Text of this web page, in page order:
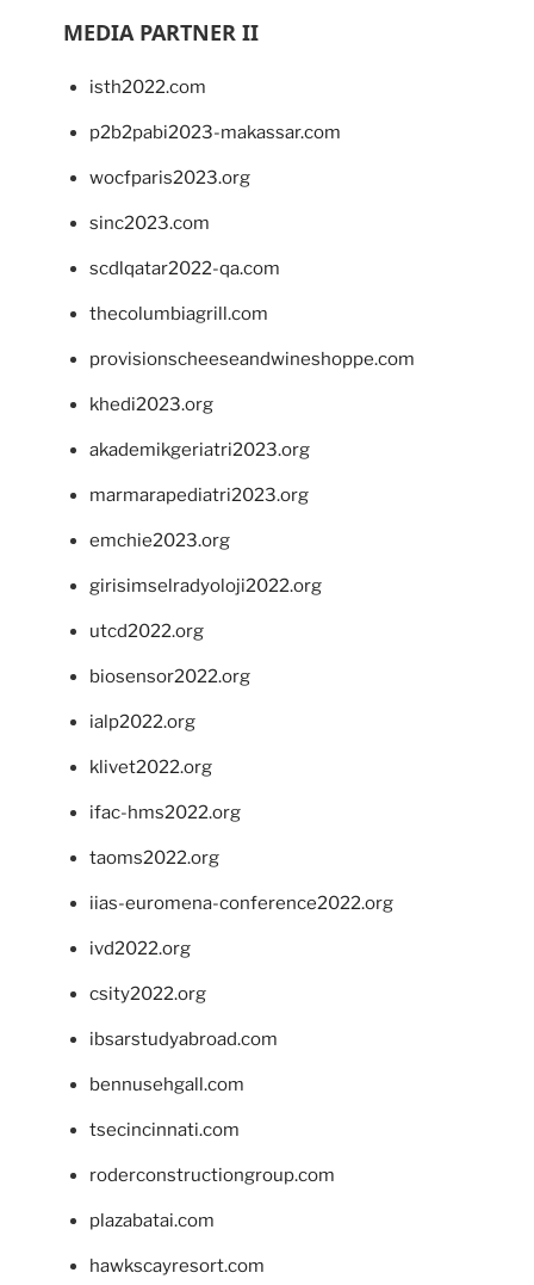
MEDIA PARTNER II
isth2022.com
p2b2pabi2023-makassar.com
wocfparis2023.org
sinc2023.com
scdlqatar2022-qa.com
thecolumbiagrill.com
provisionscheeseandwineshoppe.com
khedi2023.org
akademikgeriatri2023.org
marmarapediatri2023.org
emchie2023.org
girisimselradyoloji2022.org
utcd2022.org
biosensor2022.org
ialp2022.org
klivet2022.org
ifac-hms2022.org
taoms2022.org
iias-euromena-conference2022.org
ivd2022.org
csity2022.org
ibsarstudyabroad.com
bennusehgall.com
tsecincinnati.com
roderconstructiongroup.com
plazabatai.com
hawkscayresort.com